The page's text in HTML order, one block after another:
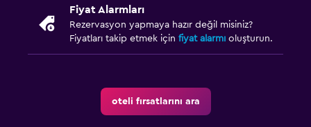
Fiyat Alarmları
Rezervasyon yapmaya hazır değil misiniz?
Fiyatları takip etmek için fiyat alarmı oluşturun.
oteli fırsatlarını ara